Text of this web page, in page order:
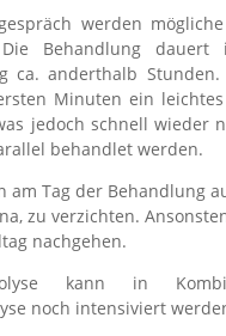
werden
Die Behandlung dauert
ca. anderthalb
Minuten ein leichtes
jedoch schnell wieder
behandlet werden.
am Tag der Behandlung
zu verzichten.
nachgehen.
kann in
noch intensiviert